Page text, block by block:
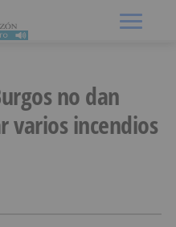
no dan
varios incendios